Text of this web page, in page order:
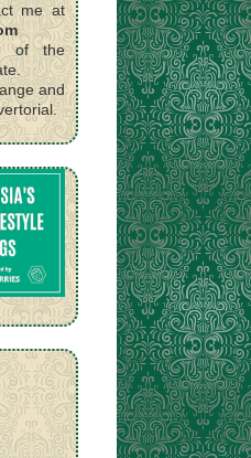
me at
of the
and